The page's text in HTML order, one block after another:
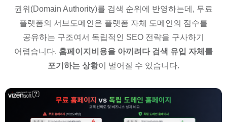
권위(Domain Authority)를 검색 순위에 반영하는데, 무료
플랫폼의 서브도메인은 플랫폼 자체 도메인의 점수를
공유하는 구조여서 독립적인 SEO 전략을 구사하기
어렵습니다. 홈페이지비용을 아끼려다 검색 유입 자체를
포기하는 상황이 벌어질 수 있습니다.